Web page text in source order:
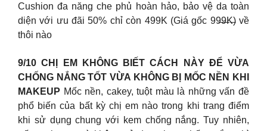
Cushion đa năng che phủ hoàn hảo, bảo vệ da toàn
diện với ưu đãi 50% chỉ còn 499K (Giá gốc 99̶9̶̶̶K̶) về
thôi nào
9/10 CHỊ EM KHÔNG BIẾT CÁCH NÀY ĐỂ VỪA
CHỐNG NẮNG TỐT VỪA KHÔNG BỊ MỐC NỀN KHI
MAKEUP Mốc nền, cakey, tuột màu là những vấn đề
phổ biến của bất kỳ chị em nào trong khi trang điểm
khi sử dụng chung với kem chống nắng. Tuy nhiên,